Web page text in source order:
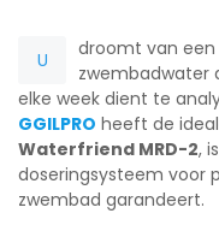
U
droomt van
zwembadwater
elke week dient te
GGILPRO heeft de
Waterfriend MRD-2,
doseringsysteem voor
zwembad garandeert.